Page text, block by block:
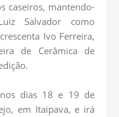
caseiros, mantendo-
Salvador como
Ivo Ferreira,
de Cerâmica de
dias 18 e 19 de
em Itaipava, e irá